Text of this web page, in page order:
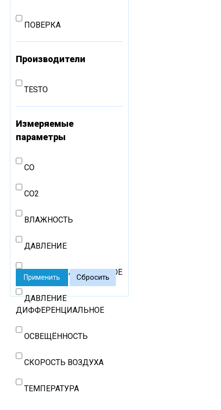
ПОВЕРКА
Производители
TESTO
Измеряемые
параметры
CO
CO2
ВЛАЖНОСТЬ
ДАВЛЕНИЕ
ДАВЛЕНИЕ АБСОЛЮТНОЕ
ДАВЛЕНИЕ
ДИФФЕРЕНЦИАЛЬНОЕ
ОСВЕЩЁННОСТЬ
СКОРОСТЬ ВОЗДУХА
ТЕМПЕРАТУРА
Применить Сбросить